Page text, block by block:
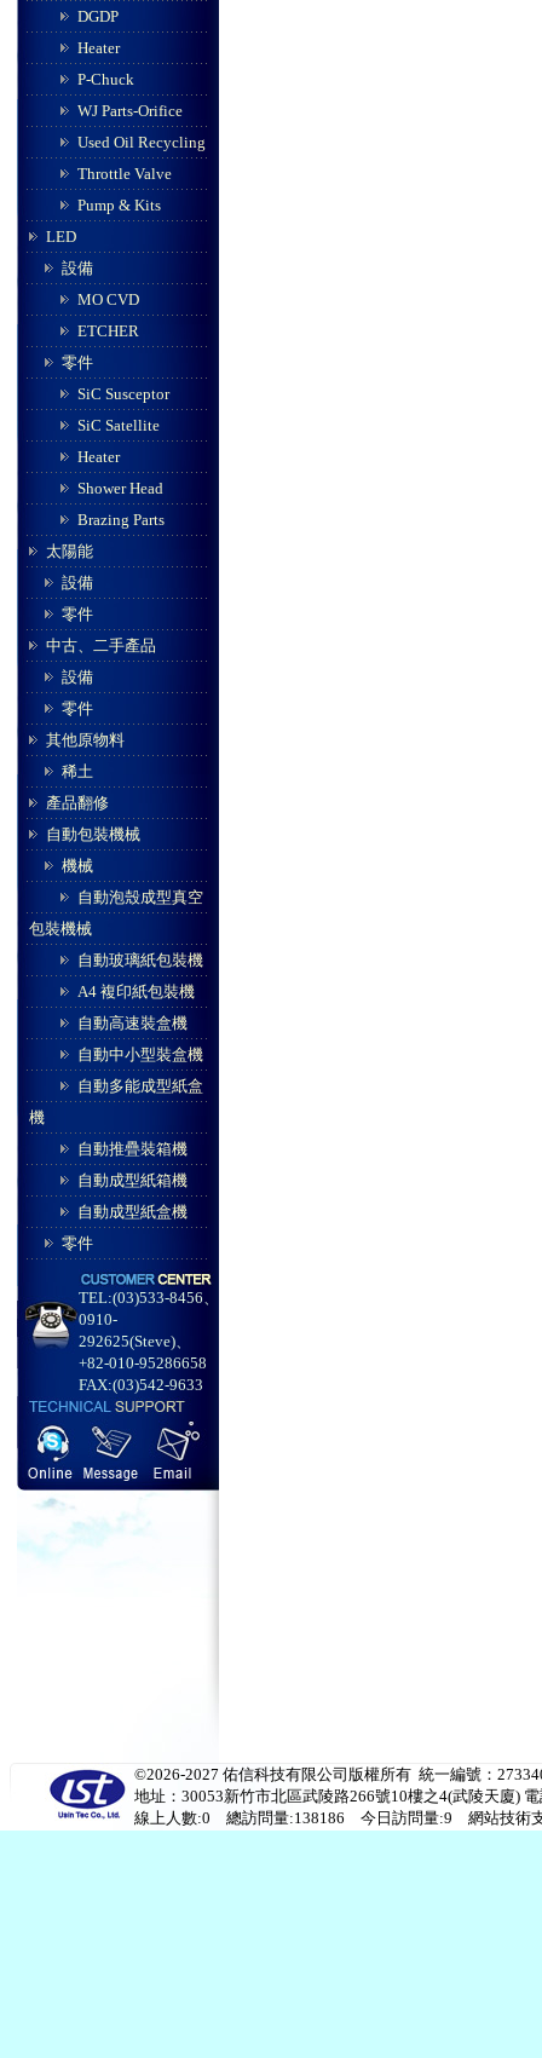
DGDP
Heater
P-Chuck
WJ Parts-Orifice
Used Oil Recycling
Throttle Valve
Pump & Kits
LED
設備
MO CVD
ETCHER
零件
SiC Susceptor
SiC Satellite
Heater
Shower Head
Brazing Parts
太陽能
設備
零件
中古、二手產品
設備
零件
其他原物料
稀土
產品翻修
自動包裝機械
機械
自動泡殼成型真空
包裝機械
自動玻璃紙包裝機
A4 複印紙包裝機
自動高速裝盒機
自動中小型裝盒機
自動多能成型紙盒
機
自動推疊裝箱機
自動成型紙箱機
自動成型紙盒機
零件
TEL:(03)533-8456、
0910-
292625(Steve)、
+82-010-95286658
FAX:(03)542-9633
©2026-2027 佑信科技有限公司版權所有 統一編號：
地址：30053新竹市北區武陵路266號10樓之4(武陵天廈)
線上人數:0 總訪問量:138186 今日訪問量:9 網站技術